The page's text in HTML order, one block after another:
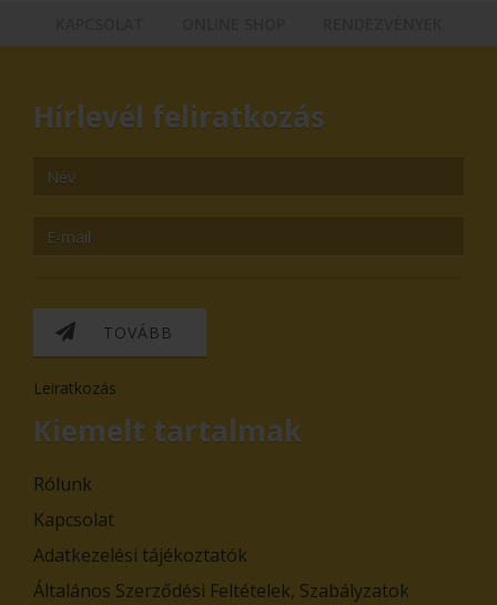
Hírlevél feliratkozás
TOVÁBB
Leiratkozás
Kiemelt tartalmak
Rólunk
Kapcsolat
Adatkezelési tájékoztatók
Általános Szerződési Feltételek, Szabályzatok